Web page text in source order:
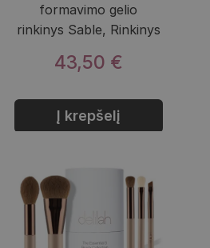
formavimo gelio
rinkinys Sable, Rinkinys
43,50 €
Į krepšelį